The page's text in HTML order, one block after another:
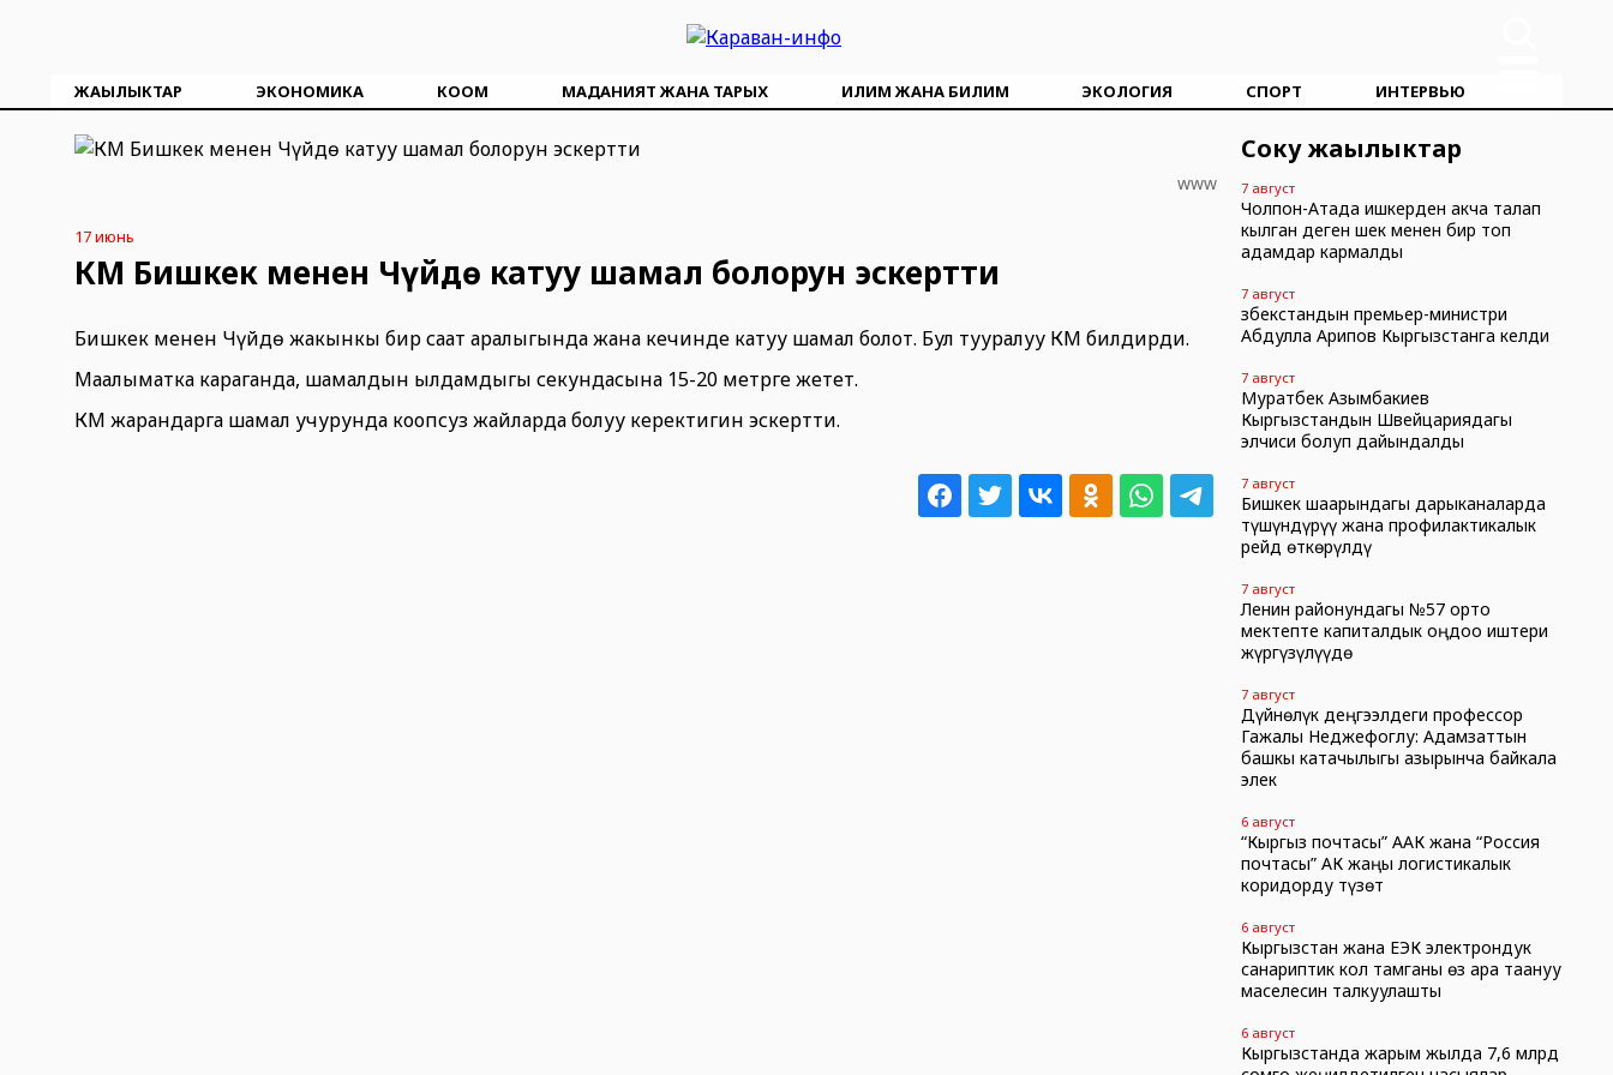
ЖАҢЫЛЫКТАР ЭКОНОМИКА КООМ МАДАНИЯТ ЖАНА ТАРЫХ ИЛИМ ЖАНА БИЛИМ ЭКОЛОГИЯ СПОРТ ИНТЕРВЬЮ
www
17 июнь
ӨКМ Бишкек менен Чүйдө катуу шамал болорун эскертти
Бишкек менен Чүйдө жакынкы бир саат аралыгында жана кечинде катуу шамал болот. Бул тууралуу ӨКМ билдирди.
Маалыматка караганда, шамалдын ылдамдыгы секундасына 15-20 метрге жетет.
ӨКМ жарандарга шамал учурунда коопсуз жайларда болуу керектигин эскертти.
Соңку жаңылыктар
7 август
Чолпон-Атада ишкерден акча талап
кылган деген шек менен бир топ
адамдар кармалды
7 август
Өзбекстандын премьер-министри
Абдулла Арипов Кыргызстанга келди
7 август
Муратбек Азымбакиев
Кыргызстандын Швейцариядагы
элчиси болуп дайындалды
7 август
Бишкек шаарындагы дарыканаларда
түшүндүрүү жана профилактикалык
рейд өткөрүлдү
7 август
Ленин районундагы №57 орто
мектепте капиталдык оңдоо иштери
жүргүзүлүүдө
7 август
Дүйнөлүк деңгээлдеги профессор
Гажалы Неджефоглу: Адамзаттын
башкы катачылыгы азырынча байкала
элек
6 август
“Кыргыз почтасы” ААК жана “Россия
почтасы” АК жаңы логистикалык
коридорду түзөт
6 август
Кыргызстан жана ЕЭК электрондук
санариптик кол тамганы өз ара таануу
маселесин талкуулашты
6 август
Кыргызстанда жарым жылда 7,6 млрд